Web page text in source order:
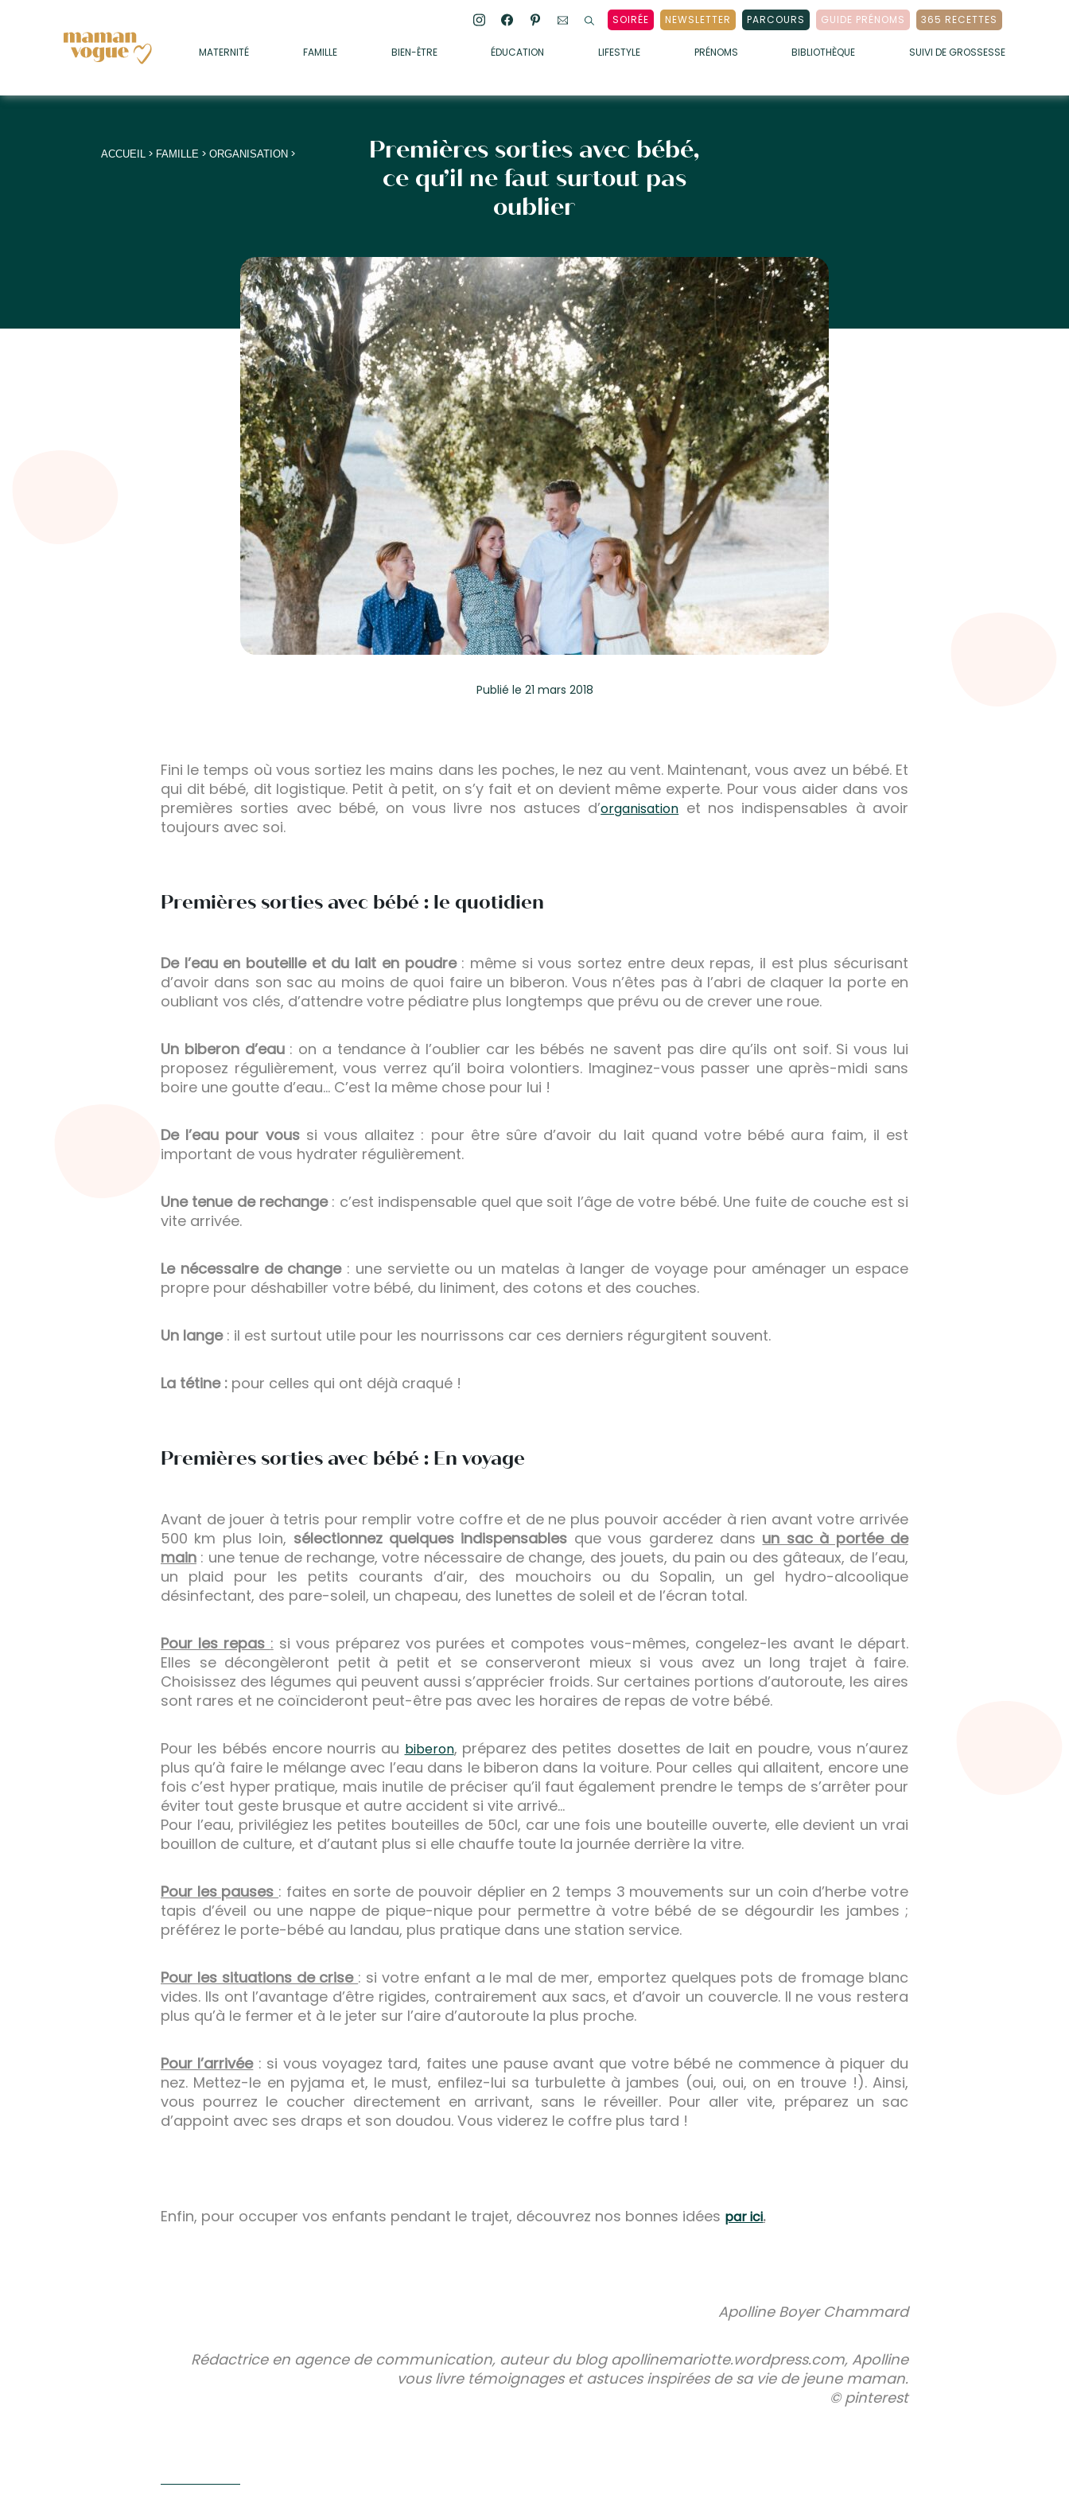
SOIRÉE NEWSLETTER PARCOURS GUIDE PRÉNOMS 365 RECETTES
MATERNITÉ FAMILLE BIEN-ÊTRE ÉDUCATION LIFESTYLE PRÉNOMS BIBLIOTHÈQUE SUIVI DE GROSSESSE
• SOMMEIL
• MÉDECINE DOUCE
+
+
ACCUEIL> FAMILLE> ORGANISATION>
Premières sorties avec bébé,
ce qu’il ne faut surtout pas
oublier
Publié le 21 mars 2018
Fini le temps où vous sortiez les mains dans les poches, le nez au vent. Maintenant, vous avez un bébé. Et
qui dit bébé, dit logistique. Petit à petit, on s’y fait et on devient même experte. Pour vous aider dans vos
premières sorties avec bébé, on vous livre nos astuces d’organisation et nos indispensables à avoir
toujours avec soi.
Premières sorties avec bébé : le quotidien
De l’eau en bouteille et du lait en poudre : même si vous sortez entre deux repas, il est plus sécurisant
d’avoir dans son sac au moins de quoi faire un biberon. Vous n’êtes pas à l’abri de claquer la porte en
oubliant vos clés, d’attendre votre pédiatre plus longtemps que prévu ou de crever une roue.
Un biberon d’eau : on a tendance à l’oublier car les bébés ne savent pas dire qu’ils ont soif. Si vous lui
proposez régulièrement, vous verrez qu’il boira volontiers. Imaginez-vous passer une après-midi sans
boire une goutte d’eau… C’est la même chose pour lui !
De l’eau pour voussi vous allaitez : pour être sûre d’avoir du lait quand votre bébé aura faim, il est
important de vous hydrater régulièrement.
Une tenue de rechange : c’est indispensable quel que soit l’âge de votre bébé. Une fuite de couche est si
vite arrivée.
Le nécessaire de change : une serviette ou un matelas à langer de voyage pour aménager un espace
propre pour déshabiller votre bébé, du liniment, des cotons et des couches.
Un lange : il est surtout utile pour les nourrissons car ces derniers régurgitent souvent.
La tétine : pour celles qui ont déjà craqué !
Premières sorties avec bébé : En voyage
Avant de jouer à tetris pour remplir votre coffre et de ne plus pouvoir accéder à rien avant votre arrivée
500 km plus loin, sélectionnez quelques indispensables que vous garderez dans un sac à portée de
main : une tenue de rechange, votre nécessaire de change, des jouets, du pain ou des gâteaux, de l’eau,
un plaid pour les petits courants d’air, des mouchoirs ou du Sopalin, un gel hydro-alcoolique
désinfectant, des pare-soleil, un chapeau, des lunettes de soleil et de l’écran total.
Pour les repas : si vous préparez vos purées et compotes vous-mêmes, congelez-les avant le départ.
Elles se décongèleront petit à petit et se conserveront mieux si vous avez un long trajet à faire.
Choisissez des légumes qui peuvent aussi s’apprécier froids. Sur certaines portions d’autoroute, les aires
sont rares et ne coïncideront peut-être pas avec les horaires de repas de votre bébé.
Pour les bébés encore nourris au biberon, préparez des petites dosettes de lait en poudre, vous n’aurez
plus qu’à faire le mélange avec l’eau dans le biberon dans la voiture. Pour celles qui allaitent, encore une
fois c’est hyper pratique, mais inutile de préciser qu’il faut également prendre le temps de s’arrêter pour
éviter tout geste brusque et autre accident si vite arrivé…
Pour l’eau, privilégiez les petites bouteilles de 50cl, car une fois une bouteille ouverte, elle devient un vrai
bouillon de culture, et d’autant plus si elle chauffe toute la journée derrière la vitre.
Pour les pauses : faites en sorte de pouvoir déplier en 2 temps 3 mouvements sur un coin d’herbe votre
tapis d’éveil ou une nappe de pique-nique pour permettre à votre bébé de se dégourdir les jambes ;
préférez le porte-bébé au landau, plus pratique dans une station service.
Pour les situations de crise : si votre enfant a le mal de mer, emportez quelques pots de fromage blanc
vides. Ils ont l’avantage d’être rigides, contrairement aux sacs, et d’avoir un couvercle. Il ne vous restera
plus qu’à le fermer et à le jeter sur l’aire d’autoroute la plus proche.
Pour l’arrivée : si vous voyagez tard, faites une pause avant que votre bébé ne commence à piquer du
nez. Mettez-le en pyjama et, le must, enfilez-lui sa turbulette à jambes (oui, oui, on en trouve !). Ainsi,
vous pourrez le coucher directement en arrivant, sans le réveiller. Pour aller vite, préparez un sac
d’appoint avec ses draps et son doudou. Vous viderez le coffre plus tard !
Enfin, pour occuper vos enfants pendant le trajet, découvrez nos bonnes idées par ici.
Apolline Boyer Chammard
Rédactrice en agence de communication, auteur du blog apollinemariotte.wordpress.com, Apolline
vous livre témoignages et astuces inspirées de sa vie de jeune maman.
© pinterest